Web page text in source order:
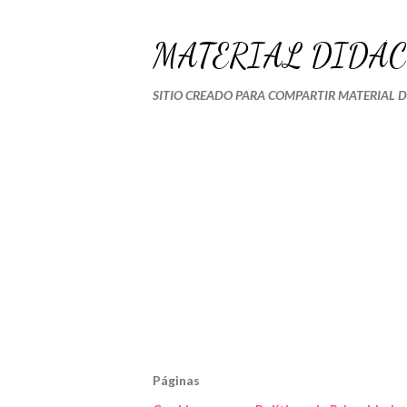
MATERIAL
SITIO CREADO PARA COMPARTIR MATERIAL
Páginas